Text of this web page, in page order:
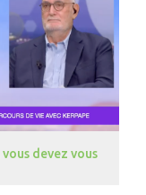
vous devez vous